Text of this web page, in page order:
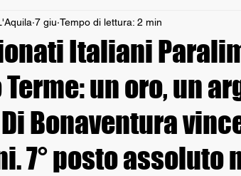
Italiani
Terme: un oro, un
Bonaventura
7° posto assoluto
7 giu Tempo di lettura: 2 min